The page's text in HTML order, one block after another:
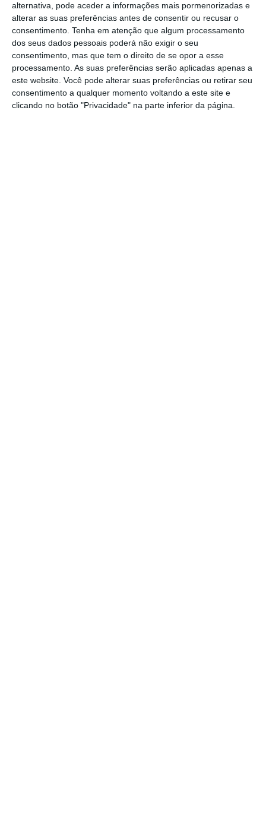
alternativa, pode aceder a informações mais pormenorizadas e
alterar as suas preferências antes de consentir ou recusar o
consentimento. Tenha em atenção que algum processamento
dos seus dados pessoais poderá não exigir o seu
consentimento, mas que tem o direito de se opor a esse
processamento. As suas preferências serão aplicadas apenas a
este website. Você pode alterar suas preferências ou retirar seu
consentimento a qualquer momento voltando a este site e
clicando no botão "Privacidade" na parte inferior da página.
sentido”
Ler Mais
De acordo com os relatórios da Informa D&B
a que o Negócios teve acesso, as duas
empresas em questão não tinham
funcionários no final do ano passado. Em